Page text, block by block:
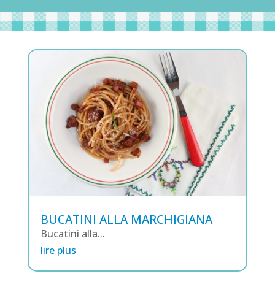
BUCATINI ALLA MARCHIGIANA
Bucatini alla...
lire plus